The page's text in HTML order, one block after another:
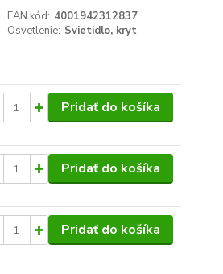
EAN kód: 4001942312837
Osvetlenie: Svietidlo, kryt
Pridať do košíka
Pridať do košíka
Pridať do košíka